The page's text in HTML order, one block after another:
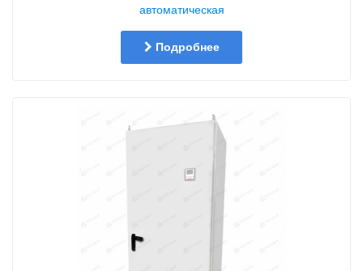
автоматическая
Подробнее